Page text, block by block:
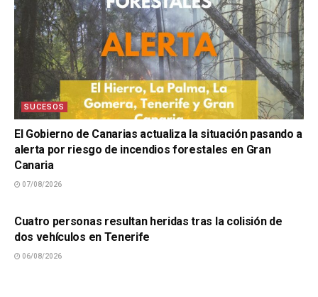
SUCESOS
El Gobierno de Canarias actualiza la situación pasando a
alerta por riesgo de incendios forestales en Gran
Canaria
07/08/2026
Cuatro personas resultan heridas tras la colisión de
dos vehículos en Tenerife
06/08/2026